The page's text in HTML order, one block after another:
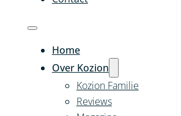
Home
Over Kozion
Kozion Familie
Reviews